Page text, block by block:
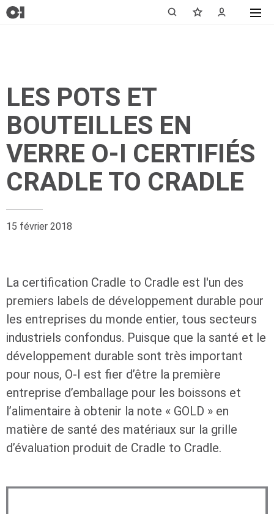
LES POTS ET
BOUTEILLES EN
VERRE O-I CERTIFIÉS
CRADLE TO CRADLE
15 février 2018
La certification Cradle to Cradle est l'un des
premiers labels de développement durable pour
les entreprises du monde entier, tous secteurs
industriels confondus. Puisque que la santé et le
développement durable sont très important
pour nous, O-I est fier d’être la première
entreprise d’emballage pour les boissons et
l’alimentaire à obtenir la note « GOLD » en
matière de santé des matériaux sur la grille
d’évaluation produit de Cradle to Cradle.